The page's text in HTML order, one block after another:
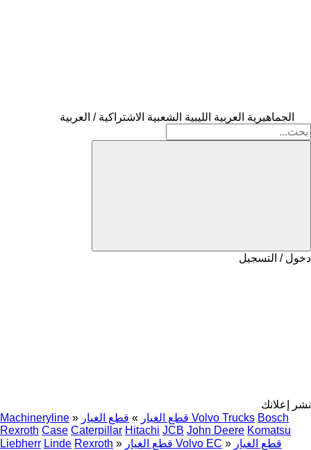
الجماهيرية العربية الليبية الشعبية الاشتراكية / العربية
دخول / التسجيل
نشر إعلانك
Machineryline » قطع الغيار » قطع الغيار Volvo Trucks Bosch
Rexroth Case Caterpillar Hitachi JCB John Deere Komatsu
Liebherr Linde Rexroth » قطع الغيار Volvo EC » قطع الغيار